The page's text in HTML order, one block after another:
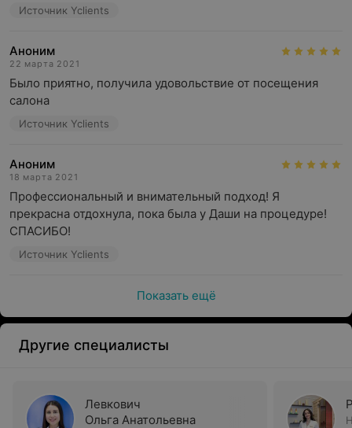
Источник Yclients
Аноним
22 марта 2021
Было приятно, получила удовольствие от посещения
салона
Источник Yclients
Аноним
18 марта 2021
Профессиональный и внимательный подход! Я
прекрасна отдохнула, пока была у Даши на процедуре!
СПАСИБО!
Источник Yclients
Показать ещё
Другие специалисты
Левкович
Ольга Анатольевна